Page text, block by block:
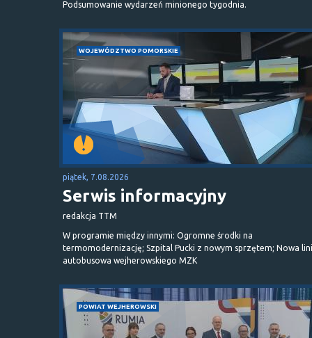
Podsumowanie wydarzeń minionego tygodnia.
WOJEWÓDZTWO POMORSKIE
piątek, 7.08.2026
Serwis informacyjny
redakcja TTM
W programie między innymi: Ogromne środki na
termomodernizację; Szpital Pucki z nowym sprzętem; Nowa
autobusowa wejherowskiego MZK
POWIAT WEJHEROWSKI